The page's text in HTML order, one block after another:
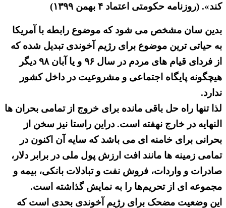
کند». (روزنامه حکومتی اعتماد ۴ بهمن ۱۳۹۹)
بدین سان مشخص می شود که موضوع رابطه با آمریکا
به حیاتی ترین موضوع برای رژیم آخوندی تبدیل شده که
از فردای قیام های مردم در سال ۹۶ و یا آبان ۹۸ دیگر
هیچگونه پایگاه اجتماعی و مشروعیت در داخل کشور
ندارد.
لذا تنها راه حل باقی مانده برای خروج از تمامی بحران ها
النهایه در خارج نهفته است. دراین راستا نیز سخن از
بحرانی برای خامنه ای می باشد که سایه آن اکنون در
تمامی زمینه ها مانند افت ارزش پول ملی در برابر دلار،
صادرات و واردات، فروش نفت و تبادلات بانکی، بیمه و
مجموعه ای از تحریم‌ها را به نمایش گذاشته است.
این وضعیت مضحک برای رژیم آخوندی بحدی است که